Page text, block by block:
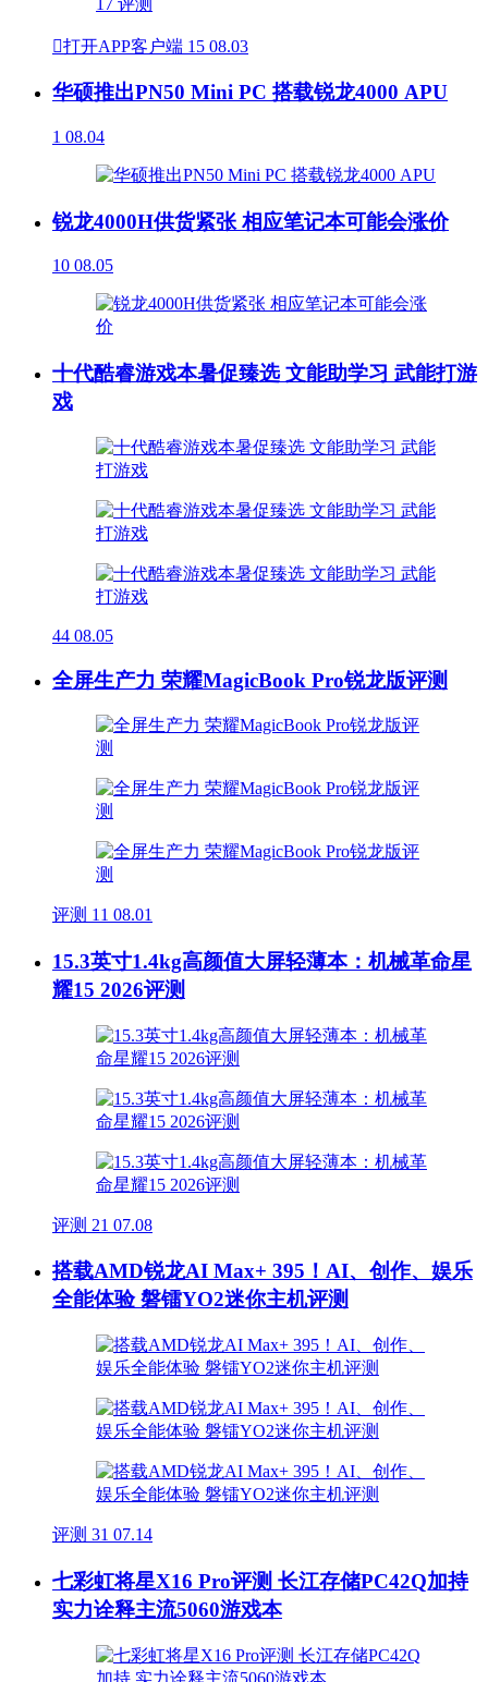
打开APP客户端 15 08.03
华硕推出PN50 Mini PC 搭载锐龙4000 APU
1 08.04
锐龙4000H供货紧张 相应笔记本可能会涨价
10 08.05
十代酷睿游戏本暑促臻选 文能助学习 武能打游
戏
44 08.05
全屏生产力 荣耀MagicBook Pro锐龙版评测
评测 11 08.01
15.3英寸1.4kg高颜值大屏轻薄本：机械革命星
耀15 2026评测
评测 21 07.08
搭载AMD锐龙AI Max+ 395！AI、创作、娱乐
全能体验 磐镭YO2迷你主机评测
评测 31 07.14
七彩虹将星X16 Pro评测 长江存储PC42Q加持
实力诠释主流5060游戏本